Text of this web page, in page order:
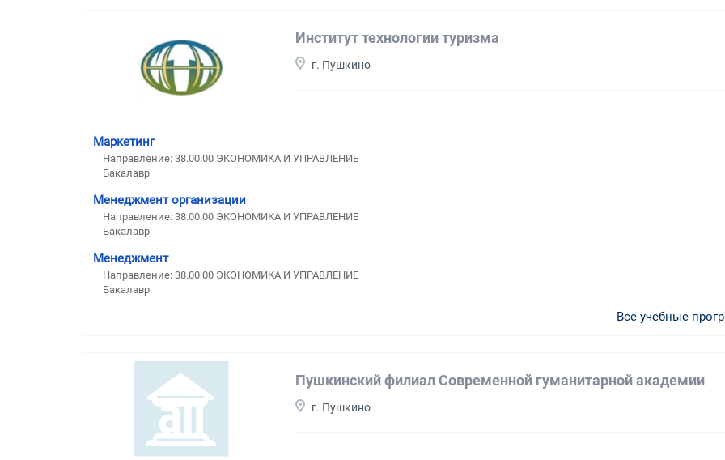
Институт технологии туризма
г. Пушкино
Маркетинг
Направление: 38.00.00 ЭКОНОМИКА И УПРАВЛЕНИЕ
Бакалавр
Менеджмент организации
Направление: 38.00.00 ЭКОНОМИКА И УПРАВЛЕНИЕ
Бакалавр
Менеджмент
Направление: 38.00.00 ЭКОНОМИКА И УПРАВЛЕНИЕ
Бакалавр
Все учебные
Пушкинский филиал Современной гуманитарной академии
г. Пушкино